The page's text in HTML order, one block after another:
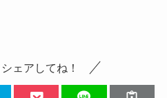
ェアしてね！